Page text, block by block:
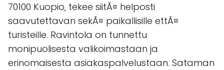
70100 Kuopio, tekee siitÃ¤ helposti
saavutettavan sekÃ¤ paikallisille ettÃ¤
turisteille. Ravintola on tunnettu
monipuolisesta valikoimastaan ja
erinomaisesta asiakaspalvelustaan. Sataman